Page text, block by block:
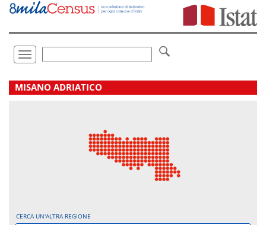
Vai
direttamente
Toggle
navigation
.
MISANO ADRIATICO
CERCA UN'ALTRA REGIONE